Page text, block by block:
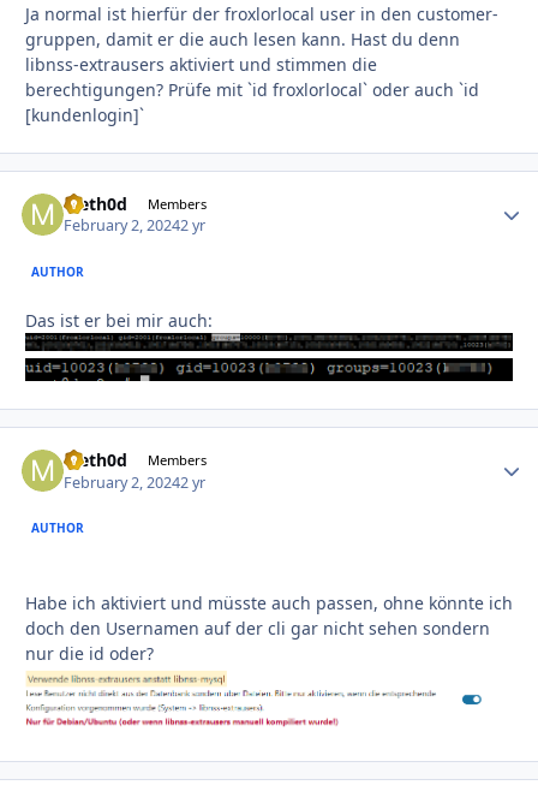
Ja normal ist hierfür der froxlorlocal user in den customer-
gruppen, damit er die auch lesen kann. Hast du denn
libnss-extrausers aktiviert und stimmen die
berechtigungen? Prüfe mit `id froxlorlocal` oder auch `id
[kundenlogin]`
Meth0d Members
February 2, 20242 yr
AUTHOR
Das ist er bei mir auch:
Meth0d Members
February 2, 20242 yr
AUTHOR
Habe ich aktiviert und müsste auch passen, ohne könnte ich
doch den Usernamen auf der cli gar nicht sehen sondern
nur die id oder?